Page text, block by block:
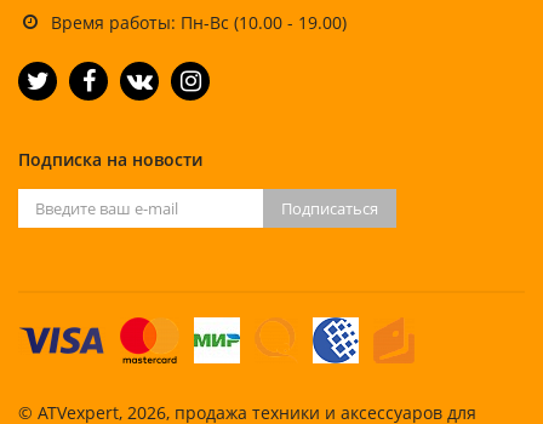
Время работы: Пн-Вс (10.00 - 19.00)
Подписка на новости
Подписаться
© ATVexpert, 2026, продажа техники и аксессуаров для